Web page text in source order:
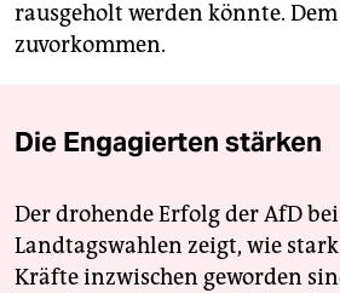
rausgeholt werden könnte.
zuvorkommen.
Die Engagierten stärken
Der drohende Erfolg der AfD
Landtagswahlen zeigt, wie
Kräfte inzwischen geworden